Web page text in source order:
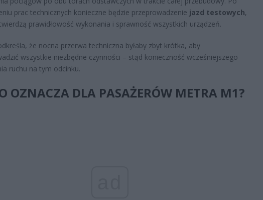
prac technicznych konieczne będzie przeprowadzenie jazd testowych,
prawidłowość wykonania i sprawność wszystkich urządzeń.
że nocna przerwa techniczna byłaby zbyt krótka, aby
wszystkie niezbędne czynności – stąd konieczność wcześniejszego
ruchu na tym odcinku.
OZNACZA DLA PASAŻERÓW METRA M1?